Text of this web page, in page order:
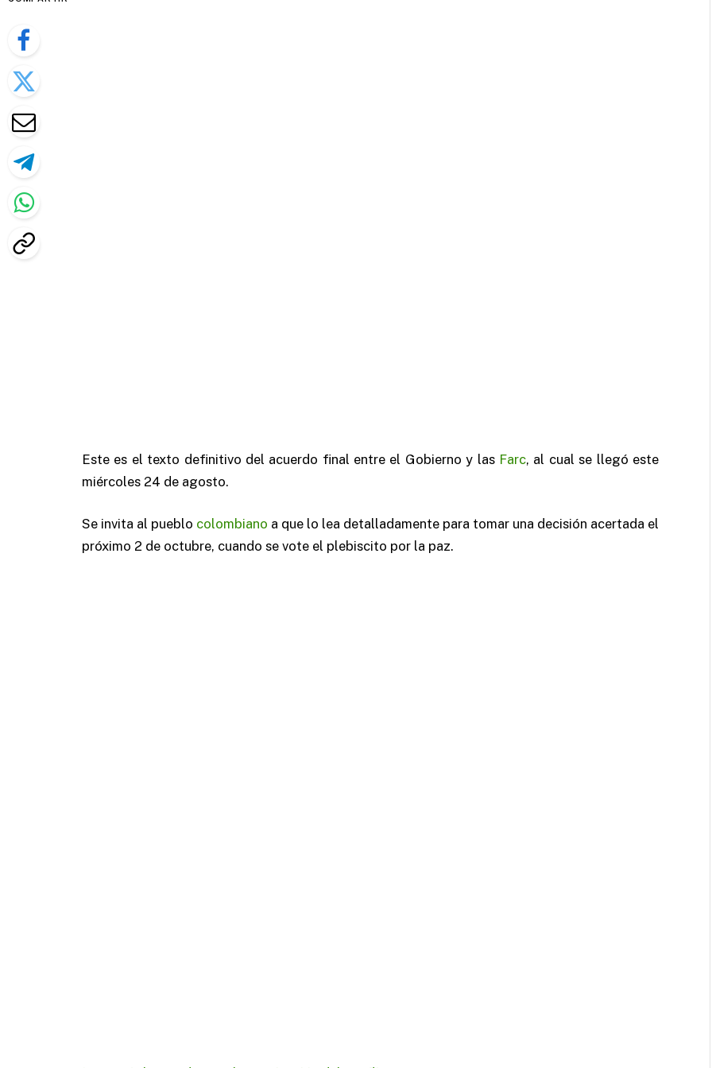
Este es el texto definitivo del acuerdo final entre el Gobierno y las Farc, al cual se llegó este
miércoles 24 de agosto.
Se invita al pueblo colombiano a que lo lea detalladamente para tomar una decisión acertada el
próximo 2 de octubre, cuando se vote el plebiscito por la paz.